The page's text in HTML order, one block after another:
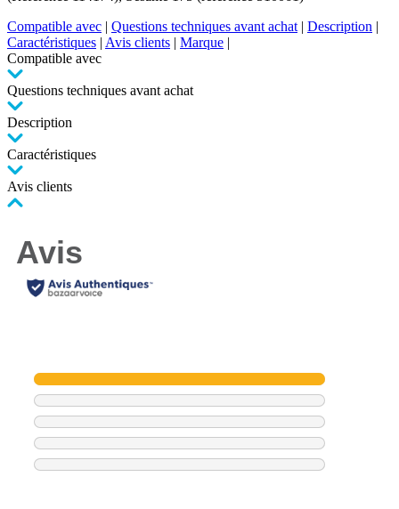
Compatible avec | Questions techniques avant achat | Description |
Caractéristiques | Avis clients | Marque |
Compatible avec
Questions techniques avant achat
Description
Caractéristiques
Avis clients